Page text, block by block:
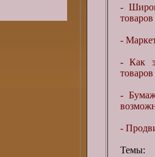
-
-
- Как
-
-
Темы: